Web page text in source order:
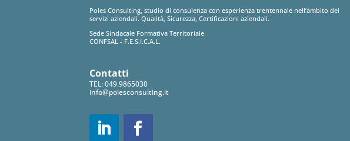
Poles Consulting, studio di consulenza con esperienza trentennale nell’ambito dei
servizi aziendali. Qualità, Sicurezza, Certificazioni aziendali.
Sede Sindacale Formativa Territoriale
CONFSAL - F.E.S.I.C.A.L.
Contatti
TEL:049.9865030
info@polesconsulting.it